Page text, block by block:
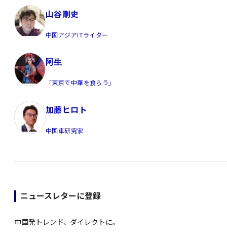
山谷剛史
中国アジアITライター
阿生
「東京で中華を食らう」
加藤ヒロト
中国車研究家
ニュースレターに登録
中国発トレンド、ダイレクトに。